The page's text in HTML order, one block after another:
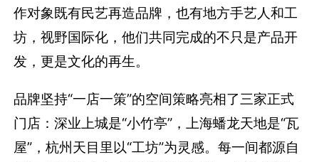
作对象既有民艺再造品牌，也有地方手艺人和工
坊，视野国际化，他们共同完成的不只是产品开
发，更是文化的再生。
品牌坚持“一店一策”的空间策略亮相了三家正式
门店：深业上城是“小竹亭”，上海蟠龙天地是“瓦
屋”，杭州天目里以“工坊”为灵感。每一间都源自